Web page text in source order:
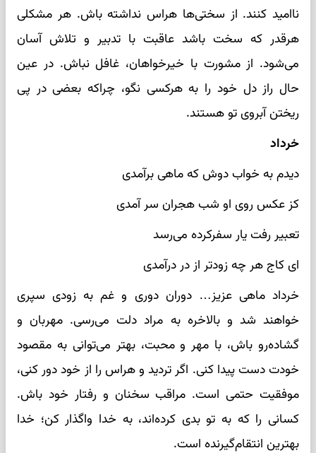
ناامید کنند. از سختی‌ها هراس نداشته باش. هر مشکلی
هرقدر که سخت باشد عاقبت با تدبیر و تلاش آسان
می‌شود. از مشورت با خیرخواهان، غافل نباش. در عین
حال راز دل خود را به هرکسی نگو، چراکه بعضی در پی
ریختن آبروی تو هستند.
خرداد
دیدم به خواب دوش که ماهی برآمدی
کز عکس روی او شب هجران سر آمدی
تعبیر رفت یار سفرکرده می‌رسد
ای کاج هر چه زودتر از در درآمدی
خرداد ماهی عزیز… دوران دوری و غم به زودی سپری
خواهند شد و بالاخره به مراد دلت می‌رسی. مهربان و
گشاده‌رو باش، با مهر و محبت، بهتر می‌توانی به مقصود
خودت دست پیدا کنی. اگر تردید و هراس را از خود دور کنی،
موفقیت حتمی است. مراقب سخنان و رفتار خود باش.
کسانی را که به تو بدی کرده‌اند، به خدا واگذار کن؛ خدا
بهترین انتقام‌گیرنده است.